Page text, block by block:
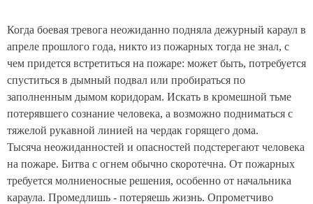
Когда боевая тревога неожиданно подняла дежурный караул в
апреле прошлого года, никто из пожарных тогда не знал, с
чем придется встретиться на пожаре: может быть, потребуется
спуститься в дымный подвал или пробираться по
заполненным дымом коридорам. Искать в кромешной тьме
потерявшего сознание человека, а возможно подниматься с
тяжелой рукавной линией на чердак горящего дома.
Тысяча неожиданностей и опасностей подстерегают человека
на пожаре. Битва с огнем обычно скоротечна. От пожарных
требуется молниеносные решения, особенно от начальника
караула. Промедлишь - потеряешь жизнь. Опрометчиво